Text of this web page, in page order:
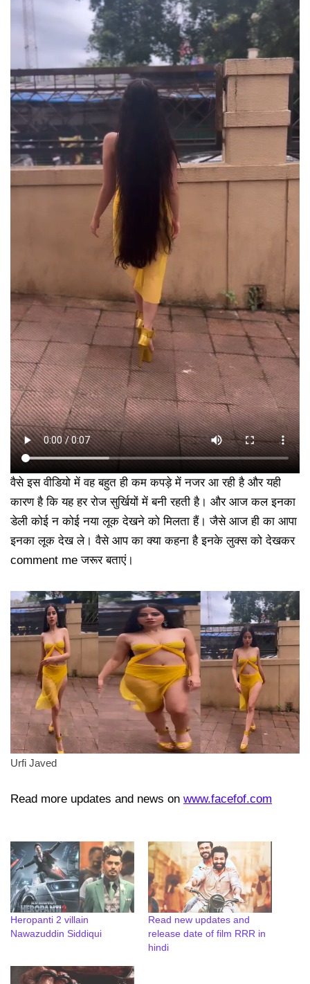
वैसे इस वीडियो में वह बहुत ही कम कपड़े में नजर आ रही है और यही
कारण है कि यह हर रोज सुर्खियों में बनी रहती है। और आज कल इनका
डेली कोई न कोई नया लूक देखने को मिलता हैं। जैसे आज ही का आपा
इनका लूक देख ले। वैसे आप का क्या कहना है इनके लुक्स को देखकर
comment me जरूर बताएं।
Urfi Javed
Read more updates and news on www.facefof.com
Heropanti 2 villain
Nawazuddin Siddiqui
Read new updates and
release date of film RRR in
hindi